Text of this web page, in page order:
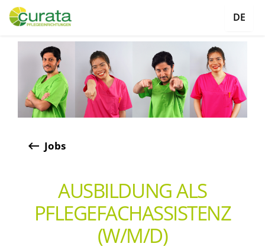
DE
keyboard_backspace Jobs
AUSBILDUNG ALS
PFLEGEFACHASSISTENZ
(W/M/D)